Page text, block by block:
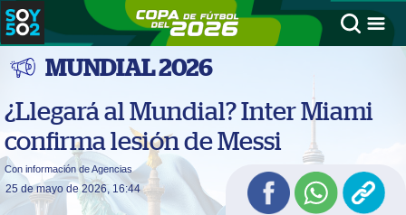
MUNDIAL 2026
¿Llegará al Mundial? Inter Miami
confirma lesión de Messi
Con información de Agencias
25 de mayo de 2026, 16:44